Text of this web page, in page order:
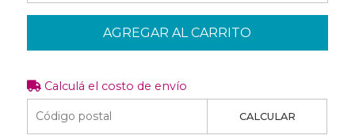
AGREGAR AL CARRITO
Calculá el costo de envío
CALCULAR